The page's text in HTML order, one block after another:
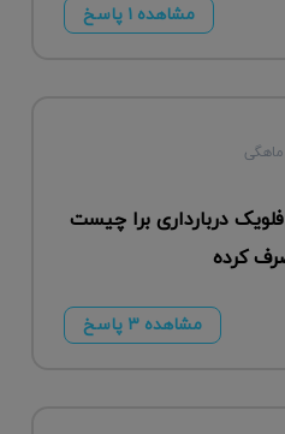
مشاهده ۱ پاسخ
دربارداری برا چیست
کرده
مشاهده ۳ پاسخ